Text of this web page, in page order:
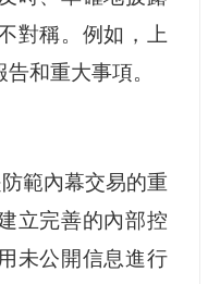
對稱。例如，上
和重大事項。
範內幕交易的重
立完善的內部控
未公開信息進行